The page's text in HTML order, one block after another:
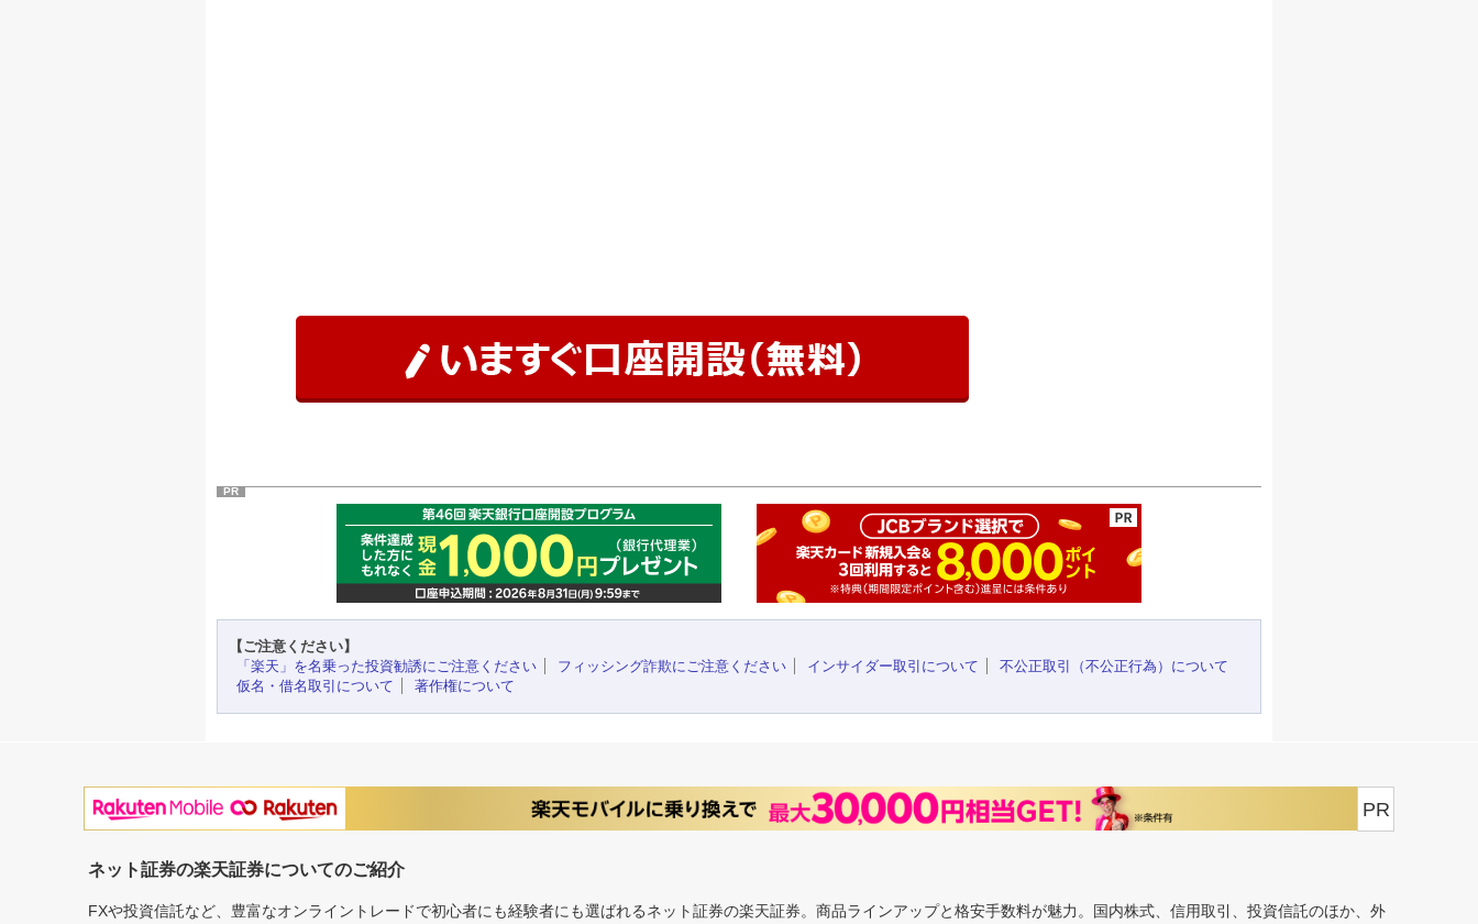
PR
【ご注意ください】
「楽天」を名乗った投資勧誘にご注意ください
フィッシング詐欺にご注意ください インサイダー取引について
不公正取引（不公正行為）について
仮名・借名取引について
著作権について
PR
ネット証券の楽天証券についてのご紹介
FXや投資信託など、豊富なオンライントレードで初心者にも経験者にも選ばれるネット証券の楽天証券。商品ラインアップと格安手数料が魅力。国内株式、信用取引、投資信託のほか、外